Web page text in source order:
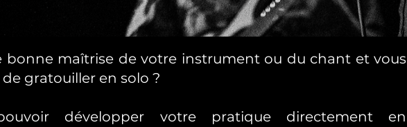
bonne maîtrise de votre instrument ou du chant et vous
gratouiller en solo ?
développer votre pratique directement en